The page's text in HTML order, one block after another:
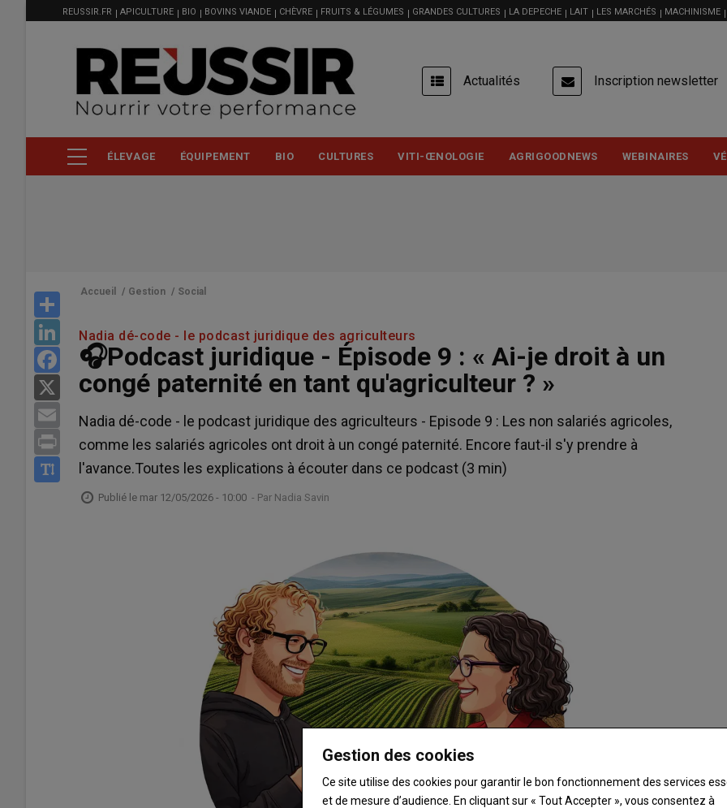
MENU
FILIÈRE
REUSSIR.FR APICULTURE BIO BOVINS VIANDE CHÈVRE FRUITS & LÉGUMES GRANDES CULTURES LA DEPECHE LAIT LES MARCHÉS MACHINISME
USER
ACCOUNT
MENU
Actualités Inscription newsletter
ÉLEVAGE ÉQUIPEMENT BIO CULTURES VITI-ŒNOLOGIE AGRIGOODNEWS WEBINAIRES
LinkedIn
Facebook
Email
Print
Accueil / Gestion / Social
Nadia dé-code - le podcast juridique des agriculteurs
🎧Podcast juridique - Épisode 9 : « Ai-je droit à un
congé paternité en tant qu'agriculteur ? »
Nadia dé-code - le podcast juridique des agriculteurs - Episode 9 : Les non salariés agricoles,
comme les salariés agricoles ont droit à un congé paternité. Encore faut-il s'y prendre à
l'avance.Toutes les explications à écouter dans ce podcast (3 min)
Publié le mar 12/05/2026 - 10:00 - Par Nadia Savin
Gestion des cookies
Ce site utilise des cookies pour garantir le bon fonctionnement des services
et de mesure d’audience. En cliquant sur « Tout Accepter », vous consentez à